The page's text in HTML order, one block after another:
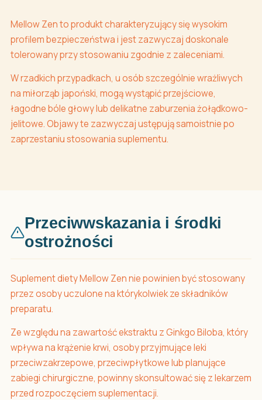
Mellow Zen to produkt charakteryzujący się wysokim
profilem bezpieczeństwa i jest zazwyczaj doskonale
tolerowany przy stosowaniu zgodnie z zaleceniami.
W rzadkich przypadkach, u osób szczególnie wrażliwych
na miłorząb japoński, mogą wystąpić przejściowe,
łagodne bóle głowy lub delikatne zaburzenia żołądkowo-
jelitowe. Objawy te zazwyczaj ustępują samoistnie po
zaprzestaniu stosowania suplementu.
Przeciwwskazania i środki
ostrożności
Suplement diety Mellow Zen nie powinien być stosowany
przez osoby uczulone na którykolwiek ze składników
preparatu.
Ze względu na zawartość ekstraktu z Ginkgo Biloba, który
wpływa na krążenie krwi, osoby przyjmujące leki
przeciwzakrzepowe, przeciwpłytkowe lub planujące
zabiegi chirurgiczne, powinny skonsultować się z lekarzem
przed rozpoczęciem suplementacji.